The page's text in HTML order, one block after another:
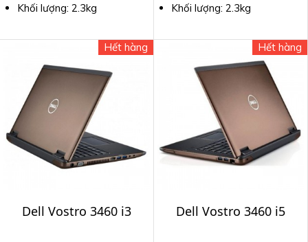
Khối lượng: 2.3kg
Khối lượng: 2.3kg
Hết hàng
Dell Vostro 3460 i3
Hết hàng
Dell Vostro 3460 i5